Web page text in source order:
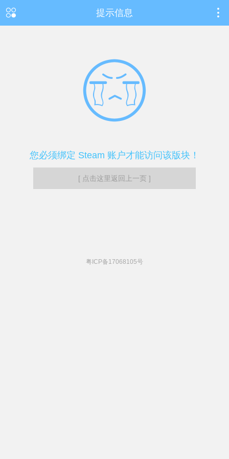
提示信息
您必须绑定 Steam 账户才能访问该版块！
[ 点击这里返回上一页 ]
粤ICP备17068105号